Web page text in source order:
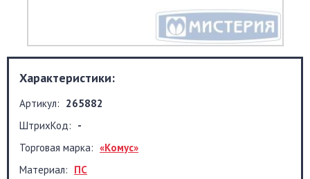
Характеристики:
Артикул: 265882
ШтрихКод: -
Торговая марка: «Комус»
Материал: ПС